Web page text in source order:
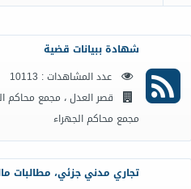
شهادة ببيانات قضية
عدد المشاهدات : 10113
قصر العدل ، مجمع محاكم
مجمع محاكم الجهراء
تجاري مدني جزئي، مطالبات